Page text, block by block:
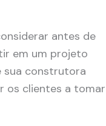
antes de
em um projeto
sua construtora
os clientes a tomar